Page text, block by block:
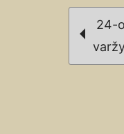
Post
24-